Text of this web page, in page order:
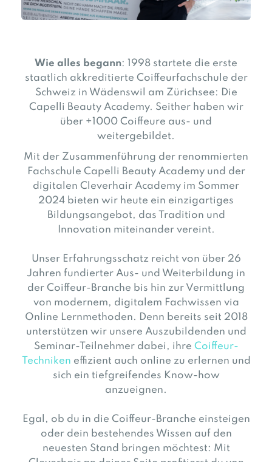
Wie alles begann: 1998 startete die erste
staatlich akkreditierte Coiffeurfachschule der
Schweiz in Wädenswil am Zürichsee: Die
Capelli Beauty Academy. Seither haben wir
über +1000 Coiffeure aus- und
weitergebildet.
Mit der Zusammenführung der renommierten
Fachschule Capelli Beauty Academy und der
digitalen Cleverhair Academy im Sommer
2024 bieten wir heute ein einzigartiges
Bildungsangebot, das Tradition und
Innovation miteinander vereint.
Unser Erfahrungsschatz reicht von über 26
Jahren fundierter Aus- und Weiterbildung in
der Coiffeur-Branche bis hin zur Vermittlung
von modernem, digitalem Fachwissen via
Online Lernmethoden. Denn bereits seit 2018
unterstützen wir unsere Auszubildenden und
Seminar-Teilnehmer dabei, ihre Coiffeur-
Techniken effizient auch online zu erlernen und
sich ein tiefgreifendes Know-how
anzueignen.
Egal, ob du in die Coiffeur-Branche einsteigen
oder dein bestehendes Wissen auf den
neuesten Stand bringen möchtest: Mit